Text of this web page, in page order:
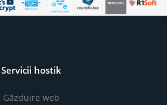
Servicii hostik
Găzduire web